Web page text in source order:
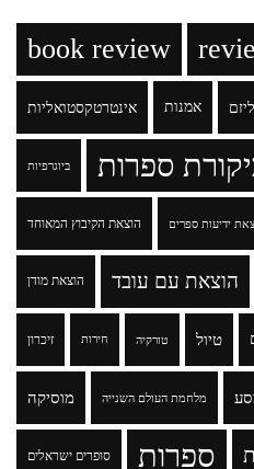
book review
אינטרטקסטואליות אמנות
ביוגרפיות ספרות
הוצאת הקיבוץ המאוחד ידיעות ספרים
הוצאת מודן הוצאת עם עובד
זיכרון חירות טורקיה טיול
מוסיקה מלחמת העולם השנייה
סופרים ישראלים ספרות